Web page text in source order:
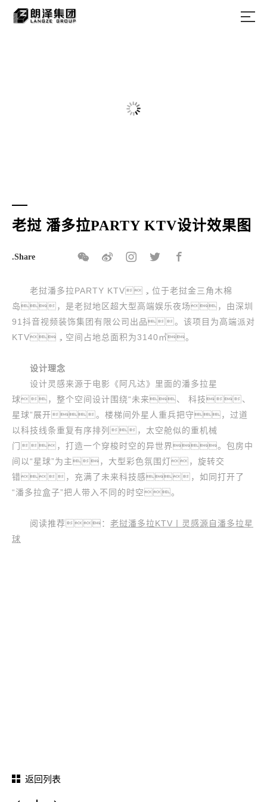
老挝 潘多拉PARTY KTV设计效果图
.Share
老挝潘多拉PARTY KTV，位于老挝金三角木棉
岛，是老挝地区超大型高端娱乐夜场，由深圳
91抖音视频装饰集团有限公司出品。该项目为高端派对
KTV，空间占地总面积为3140㎡。
设计理念
设计灵感来源于电影《阿凡达》里面的潘多拉星
球，整个空间设计围绕“未来、 科技、
星球”展开。楼梯间外星人重兵把守，过道
以科技线条重复有序排列，太空舱似的重机械
门，打造一个穿梭时空的异世界。包房中
间以“星球”为主，大型彩色氛围灯，旋转交
错，充满了未来科技感，如同打开了
“潘多拉盒子”把人带入不同的时空。
阅读推荐： 老挝潘多拉KTV丨灵感源自潘多拉星
球
返回列表